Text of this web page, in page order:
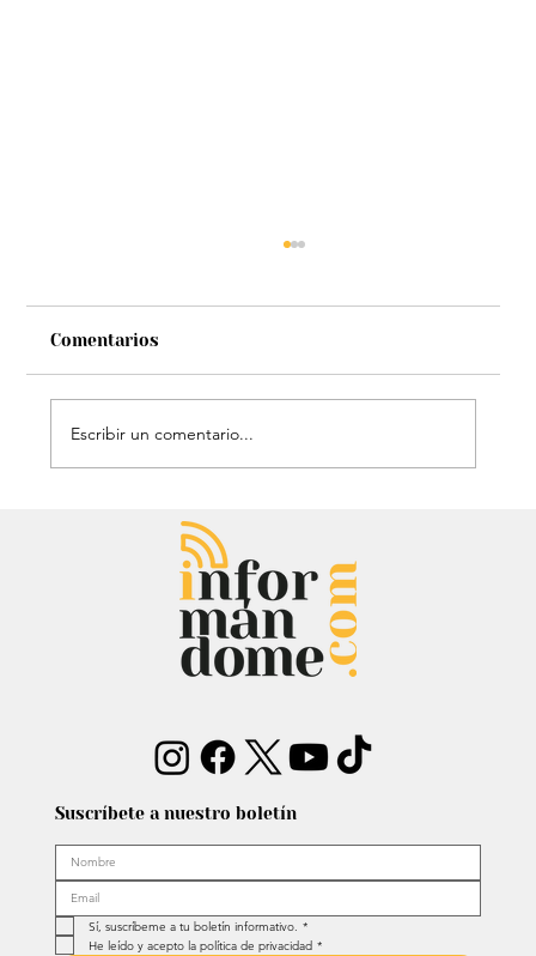
Chayanne se animó a trend viral y
dejó mensaje: “Antes de ser tu
Comentarios
Escribir un comentario...
Suscríbete a nuestro boletín
Sí, suscríbeme a tu boletín informativo. *
He leído y acepto la política de privacidad *